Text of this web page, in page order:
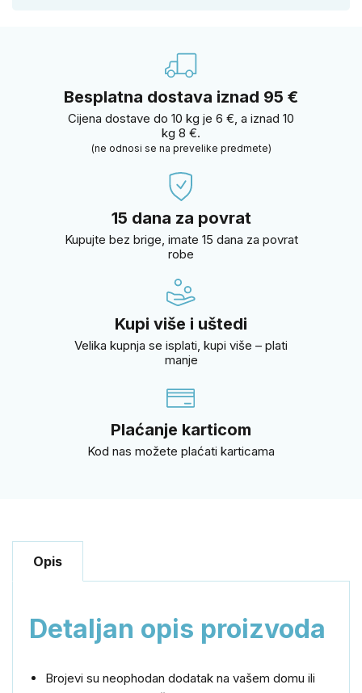
Besplatna dostava iznad 95 €
Cijena dostave do 10 kg je 6 €, a iznad 10
kg 8 €.
(ne odnosi se na prevelike predmete)
15 dana za povrat
Kupujte bez brige, imate 15 dana za povrat
robe
Kupi više i uštedi
Velika kupnja se isplati, kupi više – plati
manje
Plaćanje karticom
Kod nas možete plaćati karticama
Opis
Detaljan opis proizvoda
Brojevi su neophodan dodatak na vašem domu ili